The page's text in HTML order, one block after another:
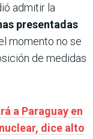
admitir la
presen­tadas
momento no se
de medidas
a Paraguay en
dice alto